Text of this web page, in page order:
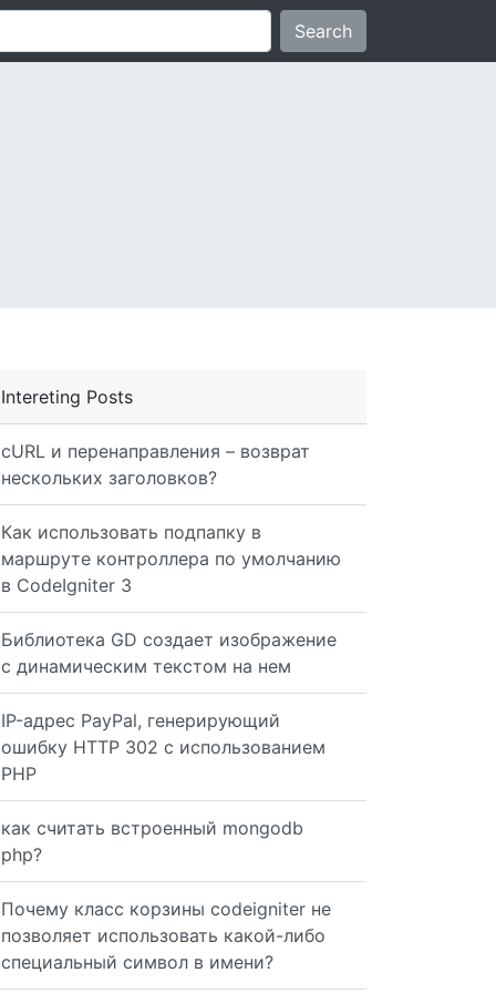
Search
Intereting Posts
cURL и перенаправления – возврат
нескольких заголовков?
Как использовать подпапку в
маршруте контроллера по умолчанию
в CodeIgniter 3
Библиотека GD создает изображение
с динамическим текстом на нем
IP-адрес PayPal, генерирующий
ошибку HTTP 302 с использованием
PHP
как считать встроенный mongodb
php?
Почему класс корзины codeigniter не
позволяет использовать какой-либо
специальный символ в имени?